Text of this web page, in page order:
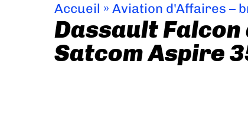
Accueil » Aviation d'Affaires –
Dassault
Satcom Aspire